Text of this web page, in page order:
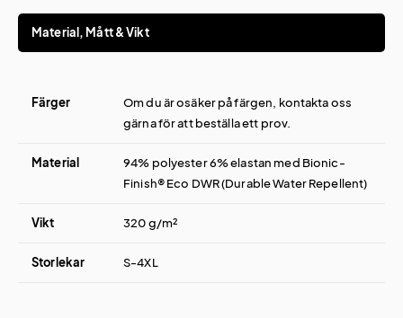
Material, Mått & Vikt
Färger
Om du är osäker på färgen, kontakta oss
gärna för att beställa ett prov.
Material
94% polyester 6% elastan med Bionic-
Finish® Eco DWR (Durable Water Repellent)
Vikt 320 g/m²
Storlekar S-4XL